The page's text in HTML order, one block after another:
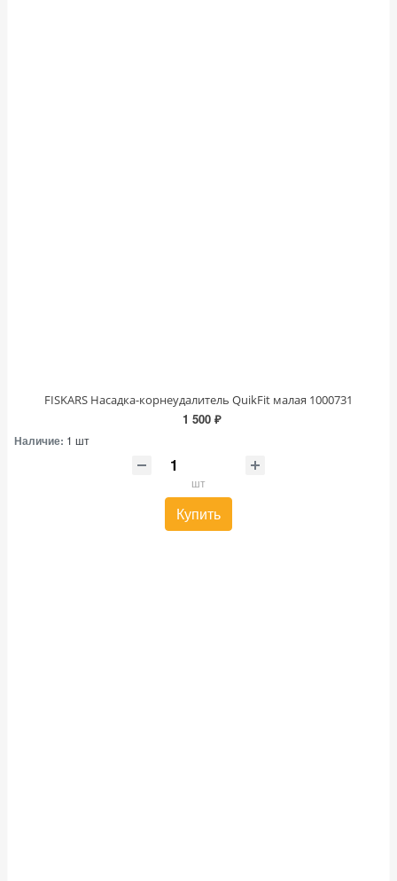
FISKARS Насадка-корнеудалитель QuikFit малая 1000731
1 500 ₽
Наличие: 1 шт
шт
Купить